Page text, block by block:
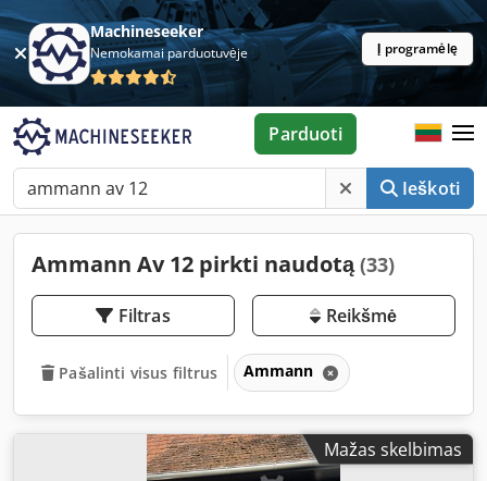
Machineseeker
Nemokamai parduotuvėje Į programėlę
Ieškoti
Parduoti
Ammann Av 12 pirkti naudotą(33)
Filtras Reikšmė
Pašalinti visus filtrus Ammann
Mažas skelbimas